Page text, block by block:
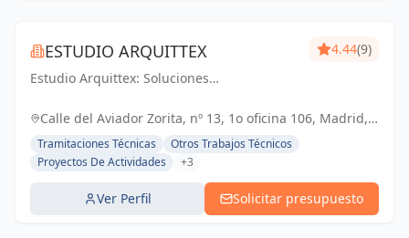
ESTUDIO ARQUITTEX
Estudio Arquittex: Soluciones
confianza en Navalmoral de la Mata y
excelencia.
4.44(9)
Calle del Aviador Zorita, nº 13, 1o oficina 106, Madrid,
España, España
Tramitaciones Técnicas
Otros Trabajos Técnicos
Proyectos De Actividades
+3
Ver Perfil Solicitar presupuesto